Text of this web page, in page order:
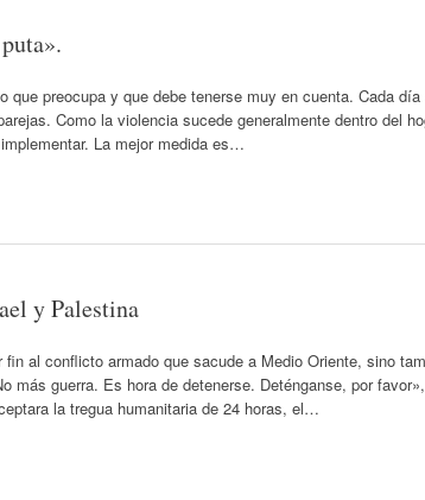
que preocupa y que debe tenerse muy en cuenta. Cada
Como la violencia sucede generalmente dentro del
La mejor medida es…
y Palestina
al conflicto armado que sacude a Medio Oriente, sino
más guerra. Es hora de detenerse. Deténganse, por
la tregua humanitaria de 24 horas, el…